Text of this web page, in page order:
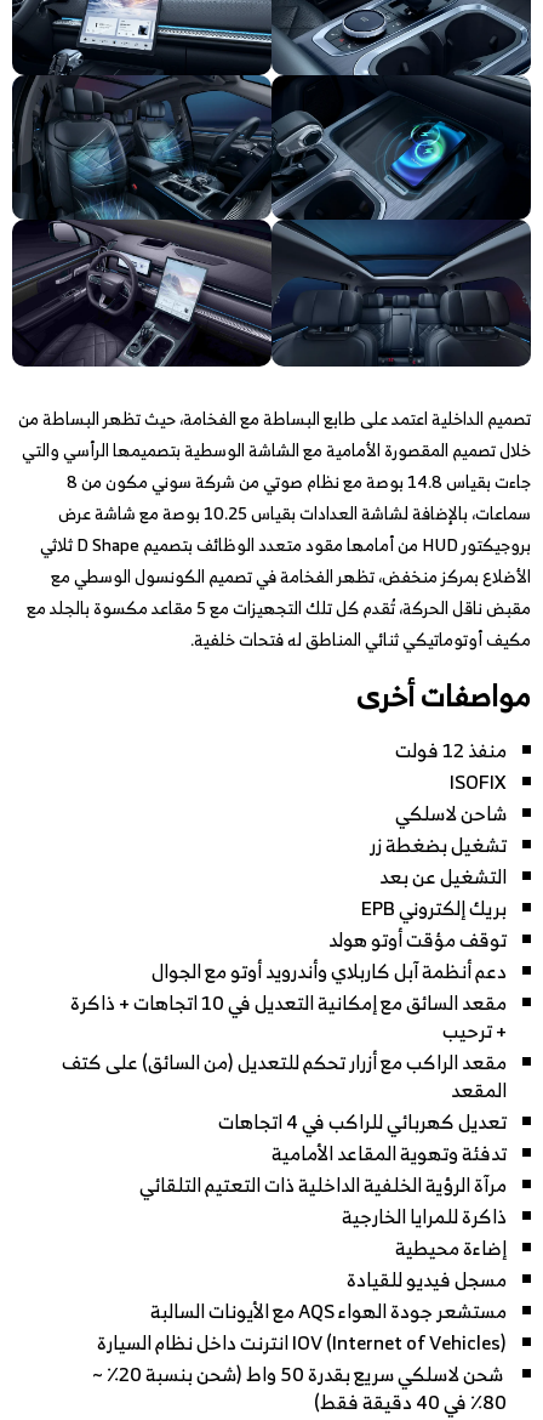
تصميم الداخلية اعتمد على طابع البساطة مع الفخامة، حيث تظهر البساطة من
خلال تصميم المقصورة الأمامية مع الشاشة الوسطية بتصميمها الرأسي والتي
جاءت بقياس 14.8 بوصة مع نظام صوتي من شركة سوني مكون من 8
سماعات، بالإضافة لشاشة العدادات بقياس 10.25 بوصة مع شاشة عرض
بروجيكتور HUD من أمامها مقود متعدد الوظائف بتصميم D Shape ثلاثي
الأضلاع بمركز منخفض، تظهر الفخامة في تصميم الكونسول الوسطي مع
مقبض ناقل الحركة، تُقدم كل تلك التجهيزات مع 5 مقاعد مكسوة بالجلد مع
مكيف أوتوماتيكي ثنائي المناطق له فتحات خلفية.
مواصفات أخرى
منفذ 12 فولت
ISOFIX
شاحن لاسلكي
تشغيل بضغطة زر
التشغيل عن بعد
بريك إلكتروني EPB
توقف مؤقت أوتو هولد
دعم أنظمة آبل كاربلاي وأندرويد أوتو مع الجوال
مقعد السائق مع إمكانية التعديل في 10 اتجاهات + ذاكرة
+ ترحيب
مقعد الراكب مع أزرار تحكم للتعديل (من السائق) على كتف
المقعد
تعديل كهربائي للراكب في 4 اتجاهات
تدفئة وتهوية المقاعد الأمامية
مرآة الرؤية الخلفية الداخلية ذات التعتيم التلقائي
ذاكرة للمرايا الخارجية
إضاءة محيطية
مسجل فيديو للقيادة
مستشعر جودة الهواء AQS مع الأيونات السالبة
IOV (Internet of Vehicles) انترنت داخل نظام السيارة
شحن لاسلكي سريع بقدرة 50 واط (شحن بنسبة 20٪ ~
80٪ في 40 دقيقة فقط)